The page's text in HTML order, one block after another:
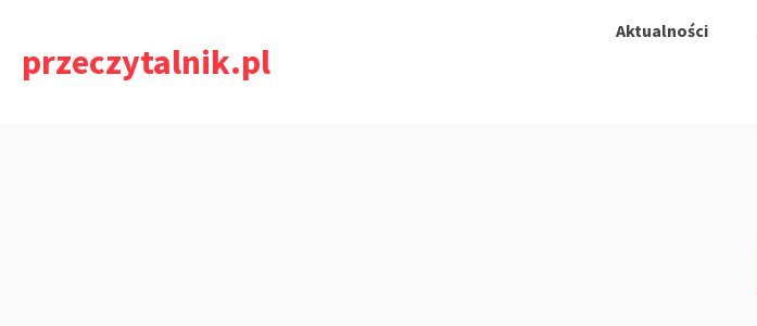
treściprzeczytalnik.pl
Aktualności